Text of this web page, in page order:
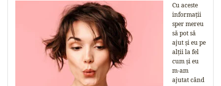
Cu aceste
informații
sper mereu
să pot să
ajut și eu pe
alții la fel
cum și eu
m-am
ajutat când